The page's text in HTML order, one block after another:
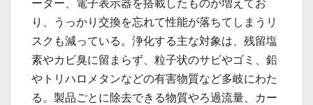
ーター、電子表示器を搭載したものが増えてお
り、うっかり交換を忘れて性能が落ちてしまうリ
スクも減っている。浄化する主な対象は、残留塩
素やカビ臭に留まらず、粒子状のサビやゴミ、鉛
やトリハロメタンなどの有害物質など多岐にわた
る。製品ごとに除去できる物質やろ過流量、カー